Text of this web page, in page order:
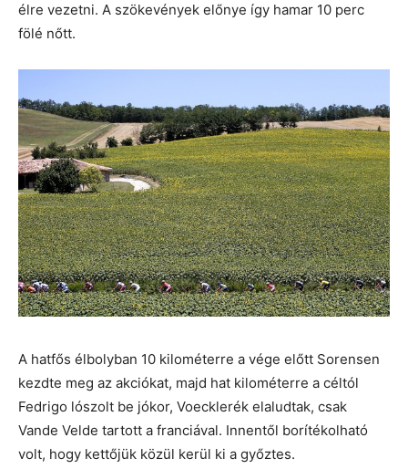
élre vezetni. A szökevények előnye így hamar 10 perc
fölé nőtt.
A hatfős élbolyban 10 kilométerre a vége előtt Sorensen
kezdte meg az akciókat, majd hat kilométerre a céltól
Fedrigo lószolt be jókor, Voecklerék elaludtak, csak
Vande Velde tartott a franciával. Innentől borítékolható
volt, hogy kettőjük közül kerül ki a győztes.